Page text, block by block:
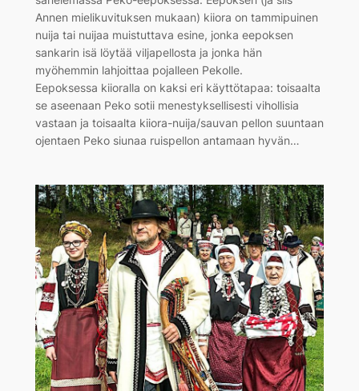
Annen mielikuvituksen mukaan) kiiora on tammipuinen
nuija tai nuijaa muistuttava esine, jonka eepoksen
sankarin isä löytää viljapellosta ja jonka hän
myöhemmin lahjoittaa pojalleen Pekolle.
Eepoksessa kiioralla on kaksi eri käyttötapaa: toisaalta
se aseenaan Peko sotii menestyksellisesti vihollisia
vastaan ja toisaalta kiiora-nuija/sauvan pellon suuntaan
ojentaen Peko siunaa ruispellon antamaan hyvän…